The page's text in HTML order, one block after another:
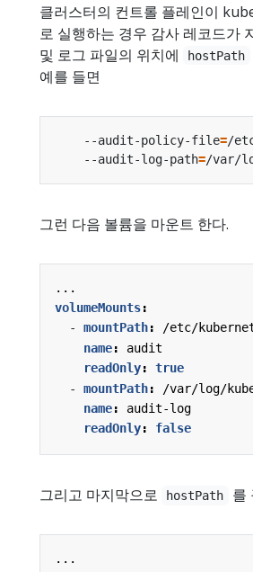
클러스터의 컨트롤 플레인이
로 실행하는 경우 감사 레코드가
및 로그 파일의 위치에
hostPath
예를 들면
    --audit-policy-file
=/
    --audit-log-path
=
그런 다음 볼륨을 마운트 한다.
...
volumeMounts:
- mountPath:
/etc/
name:
audit
readOnly:
true
- mountPath:
/var/log/
name:
audit-log
readOnly: false
그리고 마지막으로 hostPath 를
...